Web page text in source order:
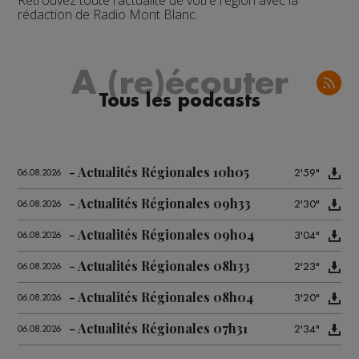
rédaction de Radio Mont Blanc.
A (re)écouter
Tous les podcasts
06.08.2026 Actualités Régionales 10h05 2'59"
06.08.2026 Actualités Régionales 09h33 2'30"
06.08.2026 Actualités Régionales 09h04 3'04"
06.08.2026 Actualités Régionales 08h33 2'23"
06.08.2026 Actualités Régionales 08h04 3'20"
06.08.2026 Actualités Régionales 07h31 2'34"